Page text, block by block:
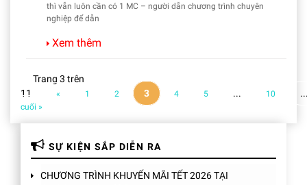
thì vẫn luôn cần có 1 MC – người dẫn chương trình chuyên
nghiệp để dẫn
Xem thêm
Trang 3 trên
11
« 1 2 3 4 5 ... 10
cuối »
SỰ KIỆN SẮP DIỄN RA
CHƯƠNG TRÌNH KHUYẾN MÃI TẾT 2026 TẠI